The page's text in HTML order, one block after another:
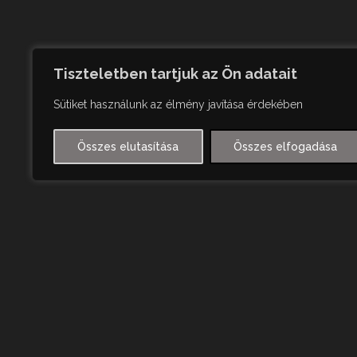
Tiszteletben tartjuk az Ön adatait
Sütiket használunk az élmény javítása érdekében
Összes elutasítása Összes elfogadása